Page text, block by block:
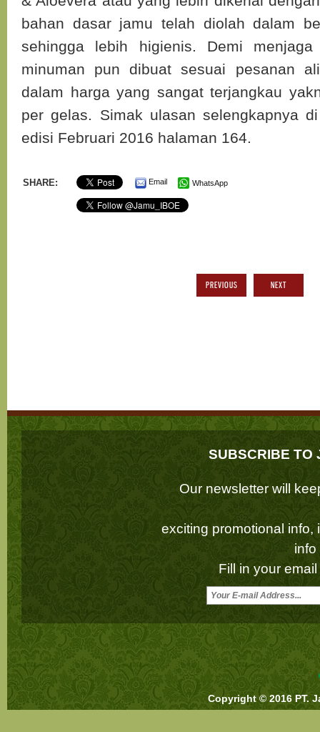
bahan dasar jamu telah diolah dalam
sehingga lebih higienis. Demi menjaga
minuman pun dibuat sesuai pesanan
dalam harga yang sangat terjangkau
per gelas. Simak ulasan selengkapnya
edisi Februari 2016 halaman 164.
SHARE: Email WhatsApp
PREVIOUS NEXT
SUBSCRIBE TO
Our newsletter will
exciting promotional info,
info
Fill in your
Copyright © 2016 PT.